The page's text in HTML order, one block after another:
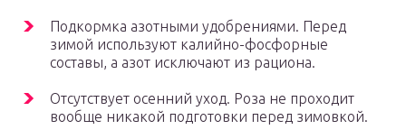
Подкормка азотными удобрениями. Перед
зимой используют калийно-фосфорные
составы, а азот исключают из рациона.
Отсутствует осенний уход. Роза не проходит
вообще никакой подготовки перед зимовкой.